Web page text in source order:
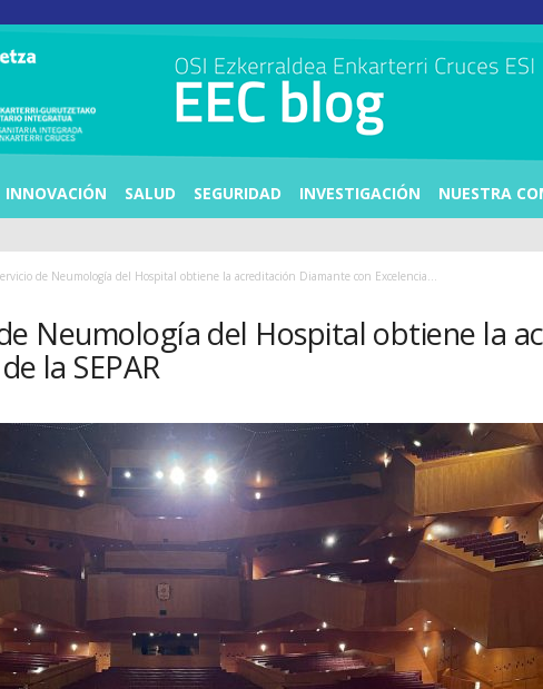
INNOVACIÓN SALUD SEGURIDAD INVESTIGACIÓN NUESTRA
de Neumología del Hospital obtiene la acreditación Diamante con Excelencia...
Neumología del Hospital obtiene la
la SEPAR